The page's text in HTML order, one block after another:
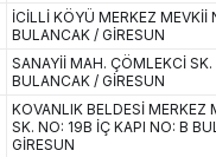
İCİLLİ KÖYÜ MERKEZ MEVKİİ
BULANCAK / GİRESUN
SANAYİİ MAH. ÇÖMLEKCİ
BULANCAK / GİRESUN
KOVANLIK BELDESİ MERKEZ
SK. NO: 19B İÇ KAPI NO: B
GİRESUN